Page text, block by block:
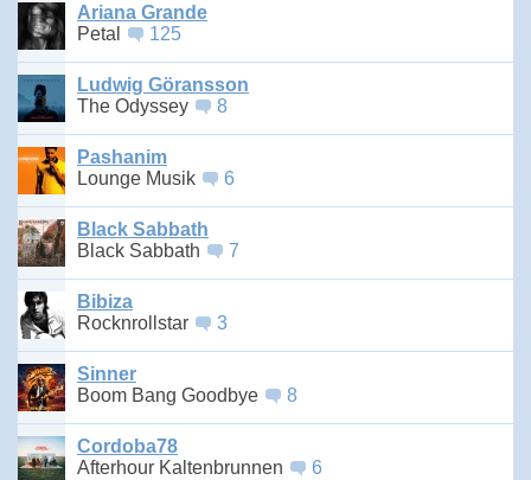
Ariana Grande
Petal
125
Ludwig Göransson
The Odyssey
8
Pashanim
Lounge Musik
6
Black Sabbath
Black Sabbath
7
Bibiza
Rocknrollstar
3
Sinner
Boom Bang Goodbye
8
Cordoba78
Afterhour Kaltenbrunnen
6